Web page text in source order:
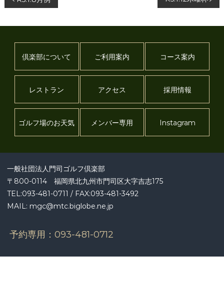
稿
ナ
ビ
ー
シ
ョ
ン
倶楽部について ご利用案内 コース案内
レストラン アクセス 採用情報
ゴルフ場のお天気 メンバー専用 Instagram
一般社団法人門司ゴルフ倶楽部
〒800-0114 福岡県北九州市門司区大字吉志175
TEL:093-481-0711 / FAX:093-481-3492
MAIL: mgc@mtc.biglobe.ne.jp
予約専用： 093-481-0712